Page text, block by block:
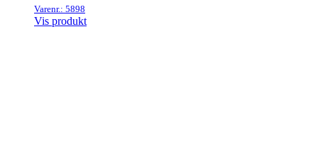
Varenr.: 5898
Vis produkt